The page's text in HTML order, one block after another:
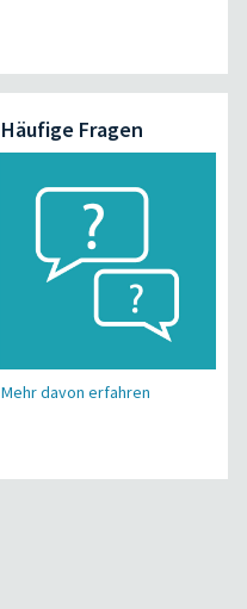
Häufige Fragen
Mehr davon erfahren